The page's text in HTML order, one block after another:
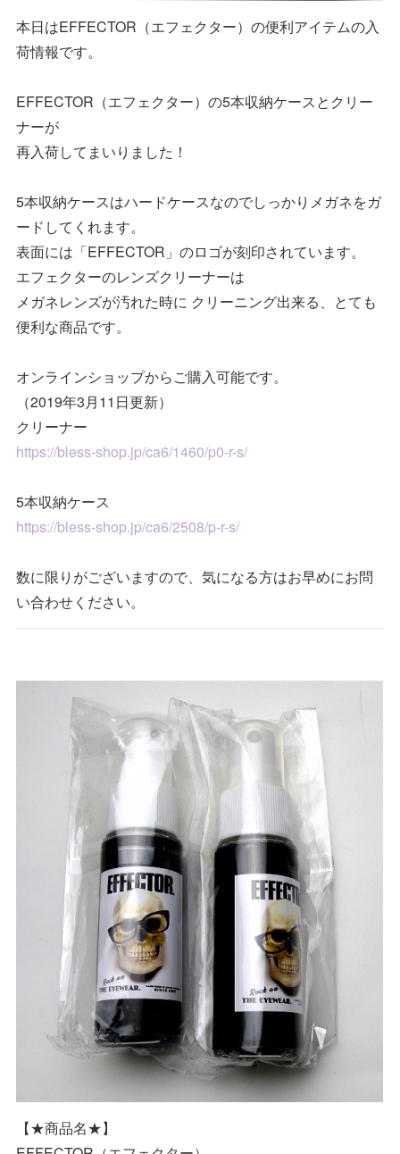
本日はEFFECTOR（エフェクター）の便利アイテムの入
荷情報です。
EFFECTOR（エフェクター）の5本収納ケースとクリー
ナーが
再入荷してまいりました！
5本収納ケースはハードケースなのでしっかりメガネをガ
ードしてくれます。
表面には「EFFECTOR」のロゴが刻印されています。
エフェクターのレンズクリーナーは
メガネレンズが汚れた時に クリーニング出来る、とても
便利な商品です。
オンラインショップからご購入可能です。
（2019年3月11日更新）
クリーナー
https://bless-shop.jp/ca6/1460/p0-r-s/
5本収納ケース
https://bless-shop.jp/ca6/2508/p-r-s/
数に限りがございますので、気になる方はお早めにお問
い合わせください。
【★商品名★】